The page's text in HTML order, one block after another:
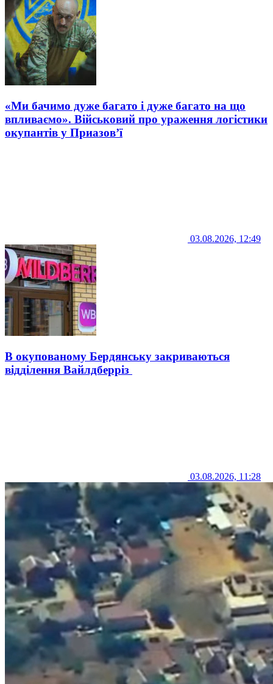
«Ми бачимо дуже багато і дуже багато на що
впливаємо». Військовий про ураження логістики
окупантів у Приазов’ї
03.08.2026, 12:49
В окупованому Бердянську закриваються
відділення Вайлдберріз
03.08.2026, 11:28